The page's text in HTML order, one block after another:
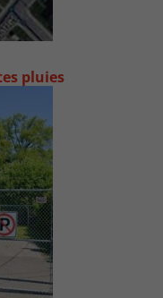
contre